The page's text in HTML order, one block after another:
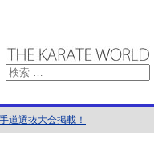
道選抜大会掲載！